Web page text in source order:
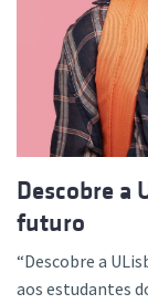
Descobre a
futuro
“Descobre a
aos estudantes